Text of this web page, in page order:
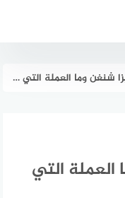
وما العملة التي يجب سداده بها؟
التي